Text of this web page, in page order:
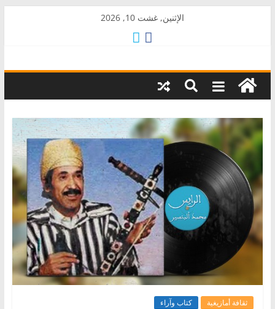
الإثنين, غشت 10, 2026
AkalPress
منبر
المغرب
ثقافة أمازيغية كتاب وآراء